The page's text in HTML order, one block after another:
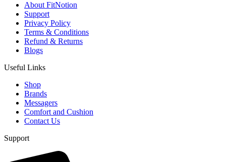
About FitNotion
Support
Privacy Policy
Terms & Conditions
Refund & Returns
Blogs
Useful Links
Shop
Brands
Messagers
Comfort and Cushion
Contact Us
Support